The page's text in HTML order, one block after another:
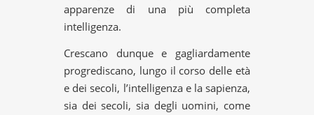
apparenze di una più completa
intelligenza.
Crescano dunque e gagliardamente
progrediscano, lungo il corso delle età
e dei secoli, l’intelligenza e la sapienza,
sia dei secoli, sia degli uomini, come